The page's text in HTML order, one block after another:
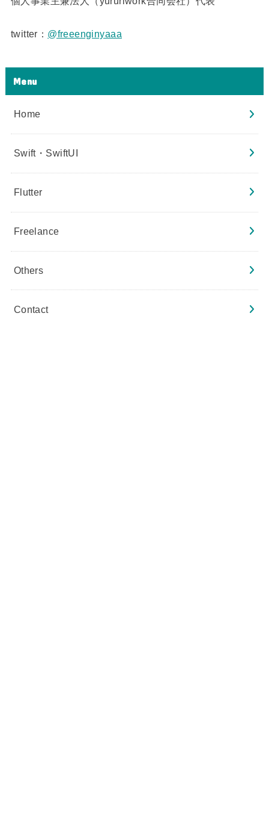
twitter： @freeenginyaaa
Menu
Home
Swift・SwiftUI
Flutter
Freelance
Others
Contact